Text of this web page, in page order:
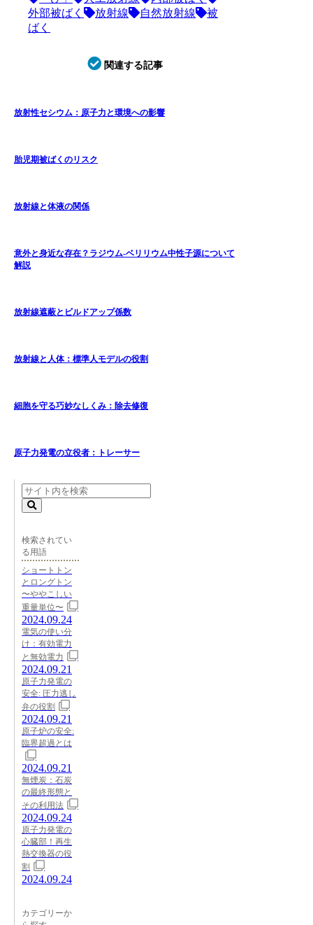
外部被ばく
放射線 自然放射線
被
ばく
関連する記事
放射性セシウム：原子力と環境への影響
胎児期被ばくのリスク
放射線と体液の関係
意外と身近な存在？ラジウム-ベリリウム中性子源について
解説
放射線遮蔽とビルドアップ係数
放射線と人体：標準人モデルの役割
細胞を守る巧妙なしくみ：除去修復
原子力発電の立役者：トレーサー
検索されてい
る用語
ショートトン
とロングトン
〜ややこしい
重量単位〜
2024.09.24
電気の使い分
け：有効電力
と無効電力
2024.09.21
原子力発電の
安全: 圧力逃し
弁の役割
2024.09.21
原子炉の安全:
臨界超過とは
2024.09.21
無煙炭：石炭
の最終形態と
その利用法
2024.09.24
原子力発電の
心臓部！再生
熱交換器の役
割
2024.09.24
カテゴリーか